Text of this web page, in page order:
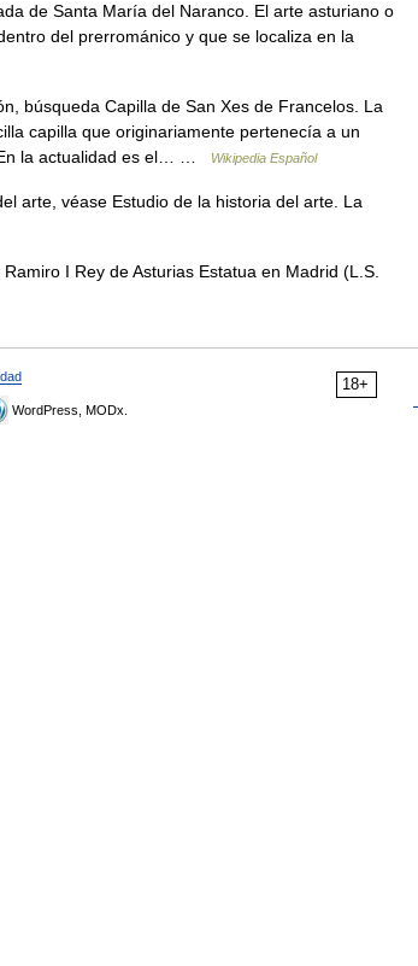
de Santa María del Naranco. El arte asturiano o
del prerrománico y que se localiza en la
búsqueda Capilla de San Xes de Francelos. La
capilla que originariamente pertenecía a un
la actualidad es el… …
Wikipedia Español
arte, véase Estudio de la historia del arte. La
I Rey de Asturias Estatua en Madrid (L.S.
18+
WordPress, MODx.